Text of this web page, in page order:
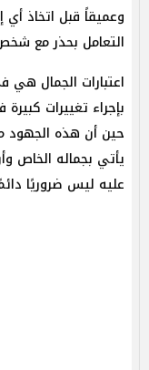
وعميقاً قبل اتخاذ
التعامل بحذر مع
اعتبارات الجمال
بإجراء تغييرات
حين أن هذه الجهود
يأتي بجماله الخاص
عليه ليس ضروريًا